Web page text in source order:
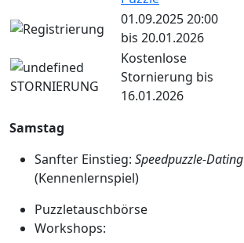
01.09.2025 20:00
bis 20.01.2026
Kostenlose
Stornierung bis
16.01.2026
Samstag
Sanfter Einstieg: Speedpuzzle-Dating
(Kennenlernspiel)
Puzzletauschbörse
Workshops: